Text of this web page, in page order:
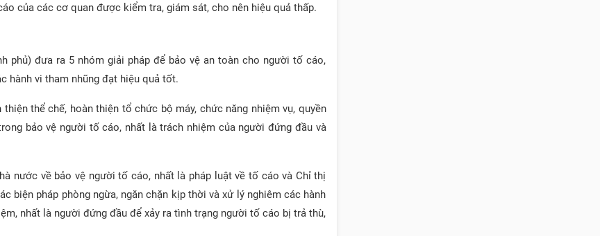
của các cơ quan được kiểm tra, giám sát, cho nên hiệu quả thấp.
phủ) đưa ra 5 nhóm giải pháp để bảo vệ an toàn cho người tố cáo,
hành vi tham nhũng đạt hiệu quả tốt.
thể chế, hoàn thiện tổ chức bộ máy, chức năng nhiệm vụ, quyền
bảo vệ người tố cáo, nhất là trách nhiệm của người đứng đầu và
nước về bảo vệ người tố cáo, nhất là pháp luật về tố cáo và Chỉ thị
biện pháp phòng ngừa, ngăn chặn kịp thời và xử lý nghiêm các hành
nhất là người đứng đầu để xảy ra tình trạng người tố cáo bị trả thù,